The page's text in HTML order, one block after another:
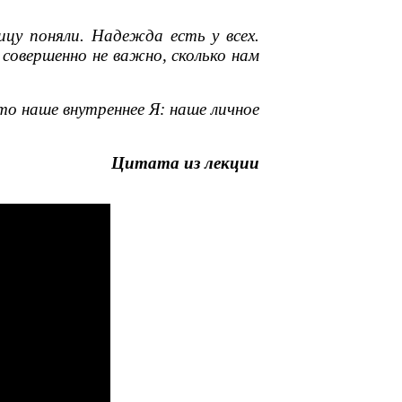
поняли. Надежда есть у всех.
не важно, сколько нам
наше внутреннее Я: наше личное
Цитата из лекции